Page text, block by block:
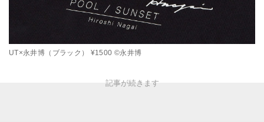
UT×永井博（ブラック） ¥1500 ©永井博